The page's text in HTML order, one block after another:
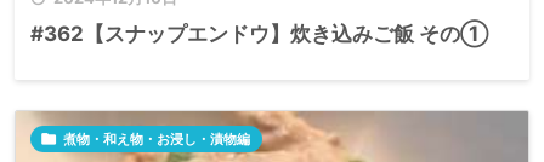
#362【スナップエンドウ】炊き込みご飯 その①
 煮物・和え物・お浸し・漬物編